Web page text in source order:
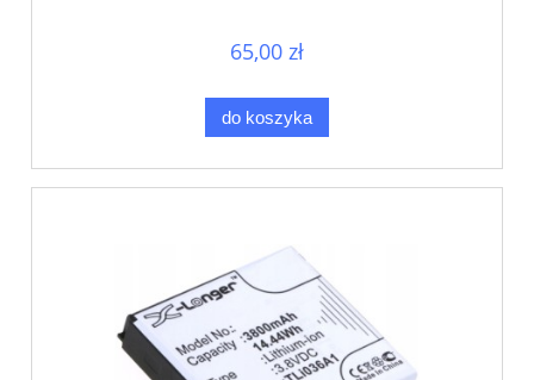
65,00 zł
do koszyka